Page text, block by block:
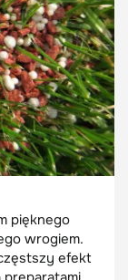
pięknego
wrogiem.
efekt